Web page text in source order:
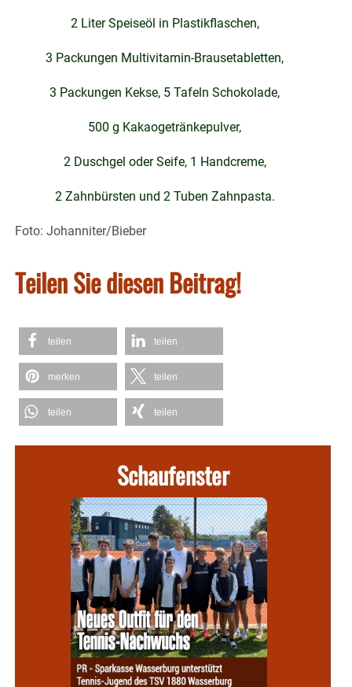
2 Liter Speiseöl in Plastikflaschen,
3 Packungen Multivitamin-Brausetabletten,
3 Packungen Kekse, 5 Tafeln Schokolade,
500 g Kakaogetränkepulver,
2 Duschgel oder Seife, 1 Handcreme,
2 Zahnbürsten und 2 Tuben Zahnpasta.
Foto: Johanniter/Bieber
Teilen Sie diesen Beitrag!
teilen teilen
merken teilen
teilen teilen
Schaufenster